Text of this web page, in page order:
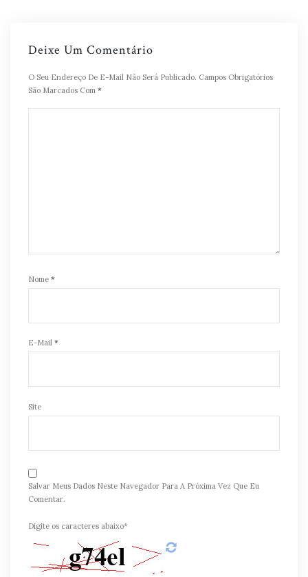
Deixe Um Comentário
O Seu Endereço De E-Mail Não Será Publicado. Campos Obrigatórios
São Marcados Com *
Nome *
E-Mail *
Site
Salvar Meus Dados Neste Navegador Para A Próxima Vez Que Eu
Comentar.
Digite os caracteres abaixo*